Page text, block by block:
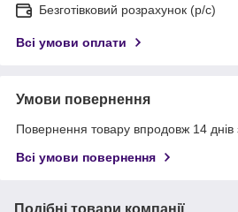
Безготівковий розрахунок (р/с)
Всі умови оплати
Умови повернення
Повернення товару впродовж 14 днів
Всі умови повернення
Подібні товари компанії